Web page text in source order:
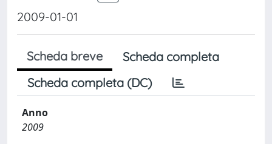
2009-01-01
Scheda breve
Scheda completa
Scheda completa (DC)
Anno
2009